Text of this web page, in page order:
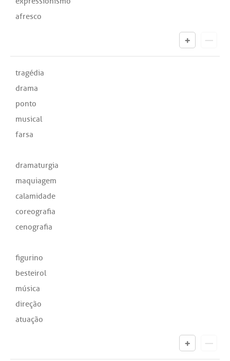
afresco
tragédia
drama
ponto
musical
farsa
dramaturgia
maquiagem
calamidade
coreografia
cenografia
figurino
besteirol
música
direção
atuação